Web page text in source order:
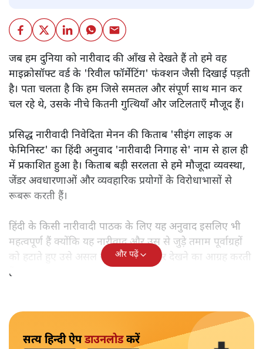
जब हम दुनिया को नारीवाद की आँख से देखते हैं तो हमे वह
माइक्रोसॉफ्ट वर्ड के 'रिवील फॉर्मेटिंग' फंक्शन जैसी दिखाई पड़ती
है। पता चलता है कि हम जिसे समतल और संपूर्ण साथ मान कर
चल रहे थे, उसके नीचे कितनी गुत्थियाँ और जटिलताएँ मौजूद हैं।
प्रसिद्ध नारीवादी निवेदिता मेनन की किताब 'सीइंग लाइक अ
फेमिनिस्ट' का हिंदी अनुवाद 'नारीवादी निगाह से' नाम से हाल ही
में प्रकाशित हुआ है। किताब बड़ी सरलता से हमे मौजूदा व्यवस्था,
जेंडर अवधारणाओं और व्यवहारिक प्रयोगों के विरोधाभासों से
रूबरू करती हैं।
हिंदी के किसी नारीवादी पाठक के लिए यह अनुवाद इसलिए भी
महत्वपूर्ण हैं क्योंकि यह नारीवाद और उस से जुड़े तमाम पूर्वाग्रहों
को हटाते हुए उसे असल जीवन से जोड़ कर देखने का आग्रह करती
हैं।
और पढ़ें
सत्य हिन्दी ऐपडाउनलोडकरें